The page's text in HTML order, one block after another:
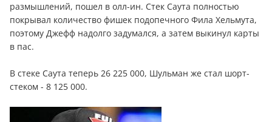
размышлений, пошел в олл-ин. Стек Саута полностью
покрывал количество фишек подопечного Фила Хельмута,
поэтому Джефф надолго задумался, а затем выкинул карты
в пас.
В стеке Саута теперь 26 225 000, Шульман же стал шорт-
стеком - 8 125 000.